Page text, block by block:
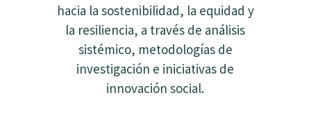
hacia la sostenibilidad, la equidad y
la resiliencia, a través de análisis
sistémico, metodologías de
investigación e iniciativas de
innovación social.